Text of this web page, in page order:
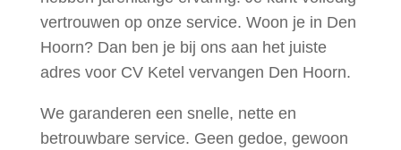
vertrouwen op onze service. Woon je in Den
Hoorn? Dan ben je bij ons aan het juiste
adres voor CV Ketel vervangen Den Hoorn.
We garanderen een snelle, nette en
betrouwbare service. Geen gedoe, gewoon